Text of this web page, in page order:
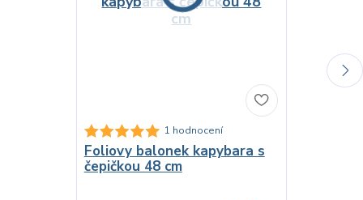
1 hodnocení
Foliovy balonek kapybara s
čepičkou 48 cm